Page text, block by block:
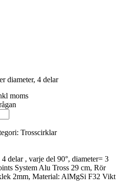
diameter, 4 delar
moms
Trosscirklar
delar , varje del 90°, diameter= 3
System Alu Tross 29 cm, Rör
2mm, Material: AlMgSi F32 Vikt